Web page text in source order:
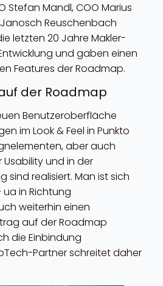
Stefan Mandl, COO Marius
Reuschenbach
letzten 20 Jahre Makler-
und gaben einen
Features der Roadmap.
der Roadmap
Benutzeroberfläche
im Look & Feel in Punkto
aber auch
und in der
sind realisiert. Man ist sich
ua in Richtung
weiterhin einen
auf der Roadmap
die Einbindung
Partner schreitet daher